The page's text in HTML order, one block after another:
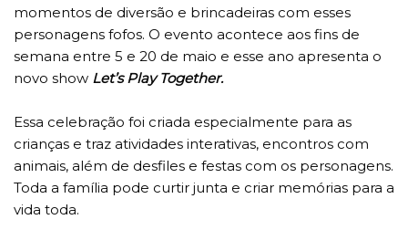
momentos de diversão e brincadeiras com esses
personagens fofos. O evento acontece aos fins de
semana entre 5 e 20 de maio e esse ano apresenta o
novo show Let’s Play Together.
Essa celebração foi criada especialmente para as
crianças e traz atividades interativas, encontros com
animais, além de desfiles e festas com os personagens.
Toda a família pode curtir junta e criar memórias para a
vida toda.